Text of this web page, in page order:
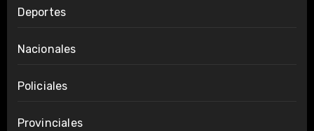
Deportes
Nacionales
Policiales
Provinciales